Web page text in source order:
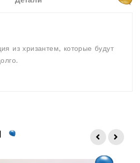
из хризантем, которые будут